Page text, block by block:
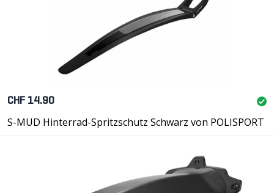
CHF 14.90
S-MUD Hinterrad-Spritzschutz Schwarz von POLISPORT